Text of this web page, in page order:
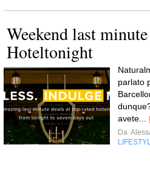
Weekend last
Hoteltonight
parlato
avete...
Da